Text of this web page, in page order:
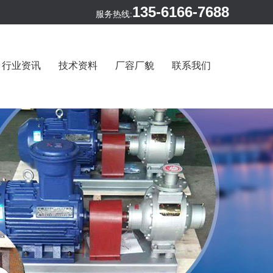
服务热线:135-6166-7688
行业资讯 技术资料 厂容厂貌 联系我们